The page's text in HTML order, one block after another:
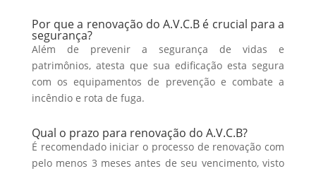
Por que a renovação do A.V.C.B é crucial para a
segurança?
Além de prevenir a segurança de vidas e
patrimônios, atesta que sua edificação esta segura
com os equipamentos de prevenção e combate a
incêndio e rota de fuga.
Qual o prazo para renovação do A.V.C.B?
É recomendado iniciar o processo de renovação com
pelo menos 3 meses antes de seu vencimento, visto